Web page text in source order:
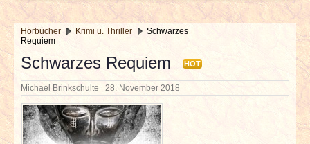
NEUESTE ARTIKEL
NEWS & DATES
BERICHTE
Hörbücher Krimi u. Thriller
Schwarzes
Requiem
Schwarzes Requiem HOT
Michael Brinkschulte 28. November 2018